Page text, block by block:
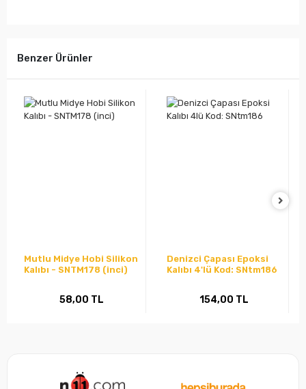
Benzer Ürünler
Mutlu Midye Hobi Silikon
Kalıbı - SNTM178 (inci)
58,00 TL
Denizci Çapası Epoksi
Kalıbı 4'lü Kod: SNtm186
154,00 TL